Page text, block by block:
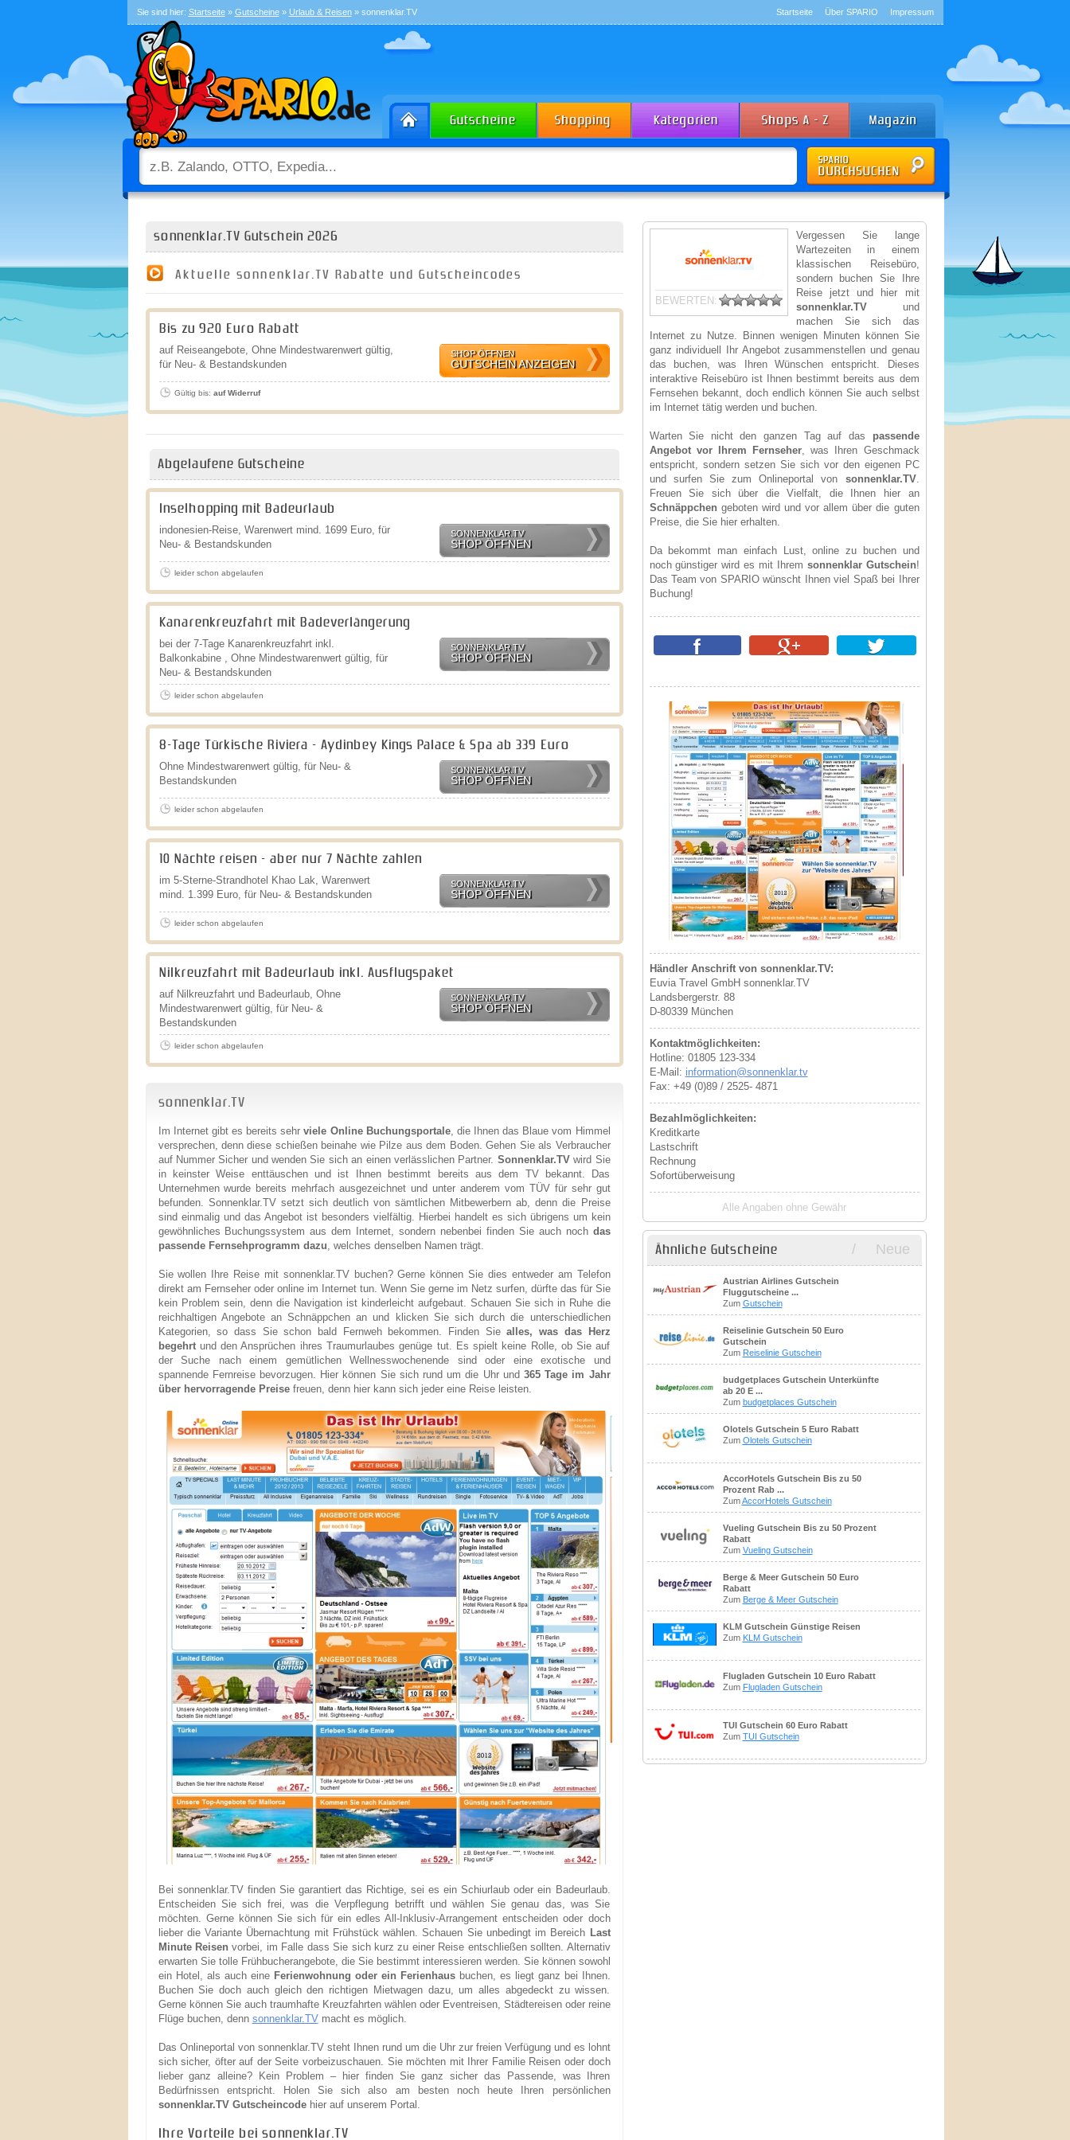
Sie sind hier: Startseite» Gutscheine» Urlaub & Reisen» sonnenklar.TV Startseite Über SPARIO Impressum
sonnenklar.TV Gutschein 2026
Aktuelle sonnenklar.TV Rabatte und Gutscheincodes
Bis zu 920 Euro Rabatt
auf Reiseangebote, Ohne Mindestwarenwert gültig,
für Neu- & Bestandskunden
SHOP ÖFFNEN
GUTSCHEIN ANZEIGEN
Gültig bis: auf Widerruf
Abgelaufene Gutscheine
Inselhopping mit Badeurlaub
indonesien-Reise, Warenwert mind. 1699 Euro, für
Neu- & Bestandskunden
SONNENKLAR.TV
SHOP ÖFFNEN
leider schon abgelaufen
Kanarenkreuzfahrt mit Badeverlängerung
bei der 7-Tage Kanarenkreuzfahrt inkl.
Balkonkabine , Ohne Mindestwarenwert gültig, für
Neu- & Bestandskunden
SONNENKLAR.TV
SHOP ÖFFNEN
leider schon abgelaufen
8-Tage Türkische Riviera - Aydinbey Kings Palace & Spa ab 339 Euro
Ohne Mindestwarenwert gültig, für Neu- &
Bestandskunden
SONNENKLAR.TV
SHOP ÖFFNEN
leider schon abgelaufen
10 Nächte reisen - aber nur 7 Nächte zahlen
im 5-Sterne-Strandhotel Khao Lak, Warenwert
mind. 1.399 Euro, für Neu- & Bestandskunden
SONNENKLAR.TV
SHOP ÖFFNEN
leider schon abgelaufen
Nilkreuzfahrt mit Badeurlaub inkl. Ausflugspaket
auf Nilkreuzfahrt und Badeurlaub, Ohne
Mindestwarenwert gültig, für Neu- &
Bestandskunden
SONNENKLAR.TV
SHOP ÖFFNEN
leider schon abgelaufen
sonnenklar.TV
Im Internet gibt es bereits sehrviele Online Buchungsportale, die Ihnen das Blaue vom Himmel
versprechen, denn diese schießen beinahe wie Pilze aus dem Boden. Gehen Sie als Verbraucher
auf Nummer Sicher und wenden Sie sich an einen verlässlichen Partner. Sonnenklar.TVwird Sie
in keinster Weise enttäuschen und ist Ihnen bestimmt bereits aus dem TV bekannt. Das
Unternehmen wurde bereits mehrfach ausgezeichnet und unter anderem vom TÜV für sehr gut
befunden. Sonnenklar.TV setzt sich deutlich von sämtlichen Mitbewerbern ab, denn die Preise
sind einmalig und das Angebot ist besonders vielfältig. Hierbei handelt es sich übrigens um kein
gewöhnliches Buchungssystem aus dem Internet, sondern nebenbei finden Sie auch noch das
passende Fernsehprogramm dazu , welches denselben Namen trägt.
Sie wollen Ihre Reise mit sonnenklar.TV buchen? Gerne können Sie dies entweder am Telefon
direkt am Fernseher oder online im Internet tun. Wenn Sie gerne im Netz surfen, dürfte das für Sie
kein Problem sein, denn die Navigation ist kinderleicht aufgebaut. Schauen Sie sich in Ruhe die
reichhaltigen Angebote an Schnäppchen an und klicken Sie sich durch die unterschiedlichen
Kategorien, so dass Sie schon bald Fernweh bekommen. Finden Siealles, was das Herz
begehrtund den Ansprüchen ihres Traumurlaubes genüge tut. Es spielt keine Rolle, ob Sie auf
der Suche nach einem gemütlichen Wellnesswochenende sind oder eine exotische und
spannende Fernreise bevorzugen. Hier können Sie sich rund um die Uhr und 365 Tage im Jahr
über hervorragende Preisefreuen, denn hier kann sich jeder eine Reise leisten.
Bei sonnenklar.TV finden Sie garantiert das Richtige, sei es ein Schiurlaub oder ein Badeurlaub.
Entscheiden Sie sich frei, was die Verpflegung betrifft und wählen Sie genau das, was Sie
möchten. Gerne können Sie sich für ein edles All-Inklusiv-Arrangement entscheiden oder doch
lieber die Variante Übernachtung mit Frühstück wählen. Schauen Sie unbedingt im Bereich Last
Minute Reisen vorbei, im Falle dass Sie sich kurz zu einer Reise entschließen sollten. Alternativ
erwarten Sie tolle Frühbucherangebote, die Sie bestimmt interessieren werden. Sie können sowohl
ein Hotel, als auch eine Ferienwohnung oder ein Ferienhausbuchen, es liegt ganz bei Ihnen.
Buchen Sie doch auch gleich den richtigen Mietwagen dazu, um alles abgedeckt zu wissen.
Gerne können Sie auch traumhafte Kreuzfahrten wählen oder Eventreisen, Städtereisen oder reine
Flüge buchen, denn sonnenklar.TVmacht es möglich.
Das Onlineportal von sonnenklar.TV steht Ihnen rund um die Uhr zur freien Verfügung und es lohnt
sich sicher, öfter auf der Seite vorbeizuschauen. Sie möchten mit Ihrer Familie Reisen oder doch
lieber ganz alleine? Kein Problem – hier finden Sie ganz sicher das Passende, was Ihren
Bedürfnissen entspricht. Holen Sie sich also am besten noch heute Ihren persönlichen
sonnenklar.TV Gutscheincodehier auf unserem Portal.
Ihre Vorteile bei sonnenklar.TV
BEWERTEN:
Vergessen Sie lange
Wartezeiten in einem
klassischen Reisebüro,
sondern buchen Sie Ihre
Reise jetzt und hier mit
sonnenklar.TVund
machen Sie sich das
Internet zu Nutze. Binnen wenigen Minuten können Sie
ganz individuell Ihr Angebot zusammenstellen und genau
das buchen, was Ihren Wünschen entspricht. Dieses
interaktive Reisebüro ist Ihnen bestimmt bereits aus dem
Fernsehen bekannt, doch endlich können Sie auch selbst
im Internet tätig werden und buchen.
Warten Sie nicht den ganzen Tag auf das passende
Angebot vor Ihrem Fernseher, was Ihren Geschmack
entspricht, sondern setzen Sie sich vor den eigenen PC
und surfen Sie zum Onlineportal von sonnenklar.TV.
Freuen Sie sich über die Vielfalt, die Ihnen hier an
Schnäppchen geboten wird und vor allem über die guten
Preise, die Sie hier erhalten.
Da bekommt man einfach Lust, online zu buchen und
noch günstiger wird es mit Ihrem sonnenklar Gutschein!
Das Team von SPARIO wünscht Ihnen viel Spaß bei Ihrer
Buchung!
Händler Anschrift von sonnenklar.TV:
Euvia Travel GmbH sonnenklar.TV
Landsbergerstr. 88
D-80339 München
Kontaktmöglichkeiten:
Hotline: 01805 123-334
E-Mail: information@sonnenklar.tv
Fax: +49 (0)89 / 2525- 4871
Bezahlmöglichkeiten:
Kreditkarte
Lastschrift
Rechnung
Sofortüberweisung
Alle Angaben ohne Gewähr
Ähnliche Gutscheine / Neue
Austrian Airlines Gutschein
Fluggutscheine ...
Zum Gutschein
Reiselinie Gutschein 50 Euro
Gutschein
Zum Reiselinie Gutschein
budgetplaces Gutschein Unterkünfte
ab 20 E ...
Zum budgetplaces Gutschein
Olotels Gutschein 5 Euro Rabatt
Zum Olotels Gutschein
AccorHotels Gutschein Bis zu 50
Prozent Rab ...
ZumAccorHotels Gutschein
Vueling Gutschein Bis zu 50 Prozent
Rabatt
Zum Vueling Gutschein
Berge & Meer Gutschein 50 Euro
Rabatt
Zum Berge & Meer Gutschein
KLM Gutschein Günstige Reisen
Zum KLM Gutschein
Flugladen Gutschein 10 Euro Rabatt
Zum Flugladen Gutschein
TUI Gutschein 60 Euro Rabatt
Zum TUI Gutschein